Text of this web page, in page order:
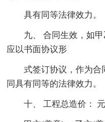
具有同等法律效力。
九、 合同生效，如
应以书面协议形
式签订协议，作为合
同具有同等的法律效力。
十、 工程总造价：